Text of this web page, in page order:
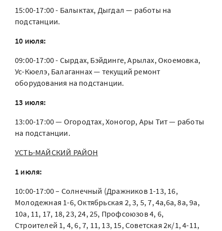
15:00-17:00 - Балыктах, Дыгдал — работы на
подстанции.
10 июля:
09:00-17:00 - Сырдах, Бэйдинге, Арылах, Окоемовка,
Ус-Кюелэ, Балаганнах — текущий ремонт
оборудования на подстанции.
13 июля:
13:00-17:00 — Огородтах, Хоногор, Ары Тит — работы
на подстанции.
УСТЬ-МАЙСКИЙ РАЙОН
1 июля:
10:00-17:00 – Солнечный (Дражников 1-13, 16,
Молодежная 1-6, Октябрьская 2, 3, 5, 7, 4а,6а, 8а, 9а,
10а, 11, 17, 18, 23, 24, 25, Профсоюзов 4, 6,
Строителей 1, 4, 6, 7, 11, 13, 15, Советская 2к/1, 4-11,